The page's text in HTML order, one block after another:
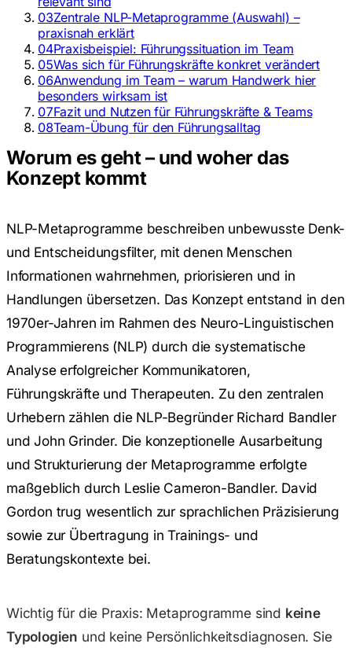
03Zentrale NLP-Metaprogramme (Auswahl) –
praxisnah erklärt
04Praxisbeispiel: Führungssituation im Team
05Was sich für Führungskräfte konkret verändert
06Anwendung im Team – warum Handwerk hier
besonders wirksam ist
07Fazit und Nutzen für Führungskräfte & Teams
08Team-Übung für den Führungsalltag
Worum es geht – und woher das
Konzept kommt
NLP-Metaprogramme beschreiben unbewusste Denk-
und Entscheidungsfilter, mit denen Menschen
Informationen wahrnehmen, priorisieren und in
Handlungen übersetzen. Das Konzept entstand in den
1970er-Jahren im Rahmen des Neuro-Linguistischen
Programmierens (NLP) durch die systematische
Analyse erfolgreicher Kommunikatoren,
Führungskräfte und Therapeuten. Zu den zentralen
Urhebern zählen die NLP-Begründer Richard Bandler
und John Grinder. Die konzeptionelle Ausarbeitung
und Strukturierung der Metaprogramme erfolgte
maßgeblich durch Leslie Cameron-Bandler. David
Gordon trug wesentlich zur sprachlichen Präzisierung
sowie zur Übertragung in Trainings- und
Beratungskontexte bei.
Wichtig für die Praxis: Metaprogramme sind keine
Typologien und keine Persönlichkeitsdiagnosen. Sie